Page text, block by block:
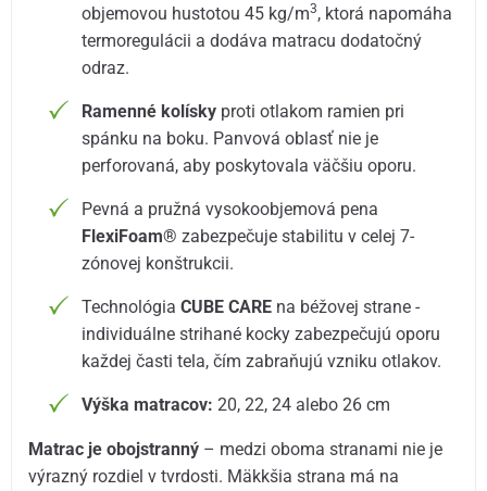
objemovou hustotou 45 kg/m3, ktorá napomáha
termoregulácii a dodáva matracu dodatočný
odraz.
Ramenné kolísky proti otlakom ramien pri
spánku na boku. Panvová oblasť nie je
perforovaná, aby poskytovala väčšiu oporu.
Pevná a pružná vysokoobjemová pena
FlexiFoam® zabezpečuje stabilitu v celej 7-
zónovej konštrukcii.
TechnológiaCUBE CARE na béžovej strane -
individuálne strihané kocky zabezpečujú oporu
každej časti tela, čím zabraňujú vzniku otlakov.
Výška matracov: 20, 22, 24 alebo 26 cm
Matrac je obojstranný – medzi oboma stranami nie je
výrazný rozdiel v tvrdosti. Mäkkšia strana má na